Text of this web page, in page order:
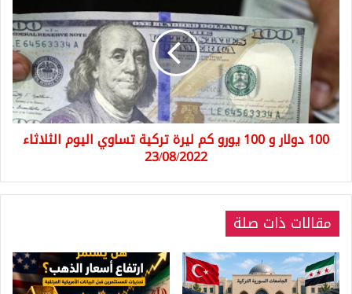
100
يورو
كم
ليرة
تركية
تساوي
اليوم
100 دولار و 100 يورو كم ليرة تركية تساوي اليوم الثلاثاء
23/08/2022
مقالات ذات صلة